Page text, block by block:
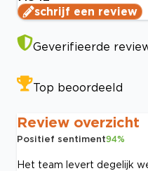
schrijf een review
Geverifieerde
Top beoordeeld
Review overzicht
Positief sentiment94%
Het team levert degelijk